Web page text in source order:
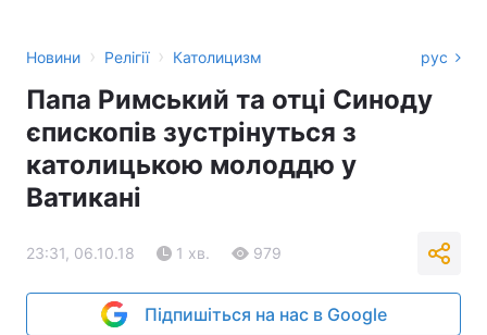
Новини › Релігії › Католицизм рус
Папа Римський та отці Синоду
єпископів зустрінуться з
католицькою молоддю у
Ватикані
23:31, 06.10.18 1 хв. 979
Підпишіться на нас в Google